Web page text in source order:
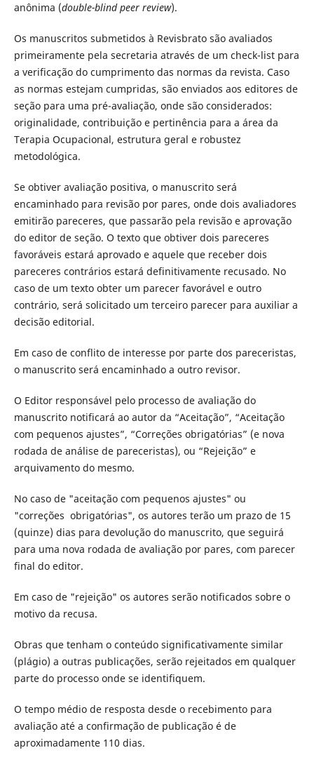
anônima (double-blind peer review).
Os manuscritos submetidos à Revisbrato são avaliados
primeiramente pela secretaria através de um check-list para
a verificação do cumprimento das normas da revista. Caso
as normas estejam cumpridas, são enviados aos editores de
seção para uma pré-avaliação, onde são considerados:
originalidade, contribuição e pertinência para a área da
Terapia Ocupacional, estrutura geral e robustez
metodológica.
Se obtiver avaliação positiva, o manuscrito será
encaminhado para revisão por pares, onde dois avaliadores
emitirão pareceres, que passarão pela revisão e aprovação
do editor de seção. O texto que obtiver dois pareceres
favoráveis estará aprovado e aquele que receber dois
pareceres contrários estará definitivamente recusado. No
caso de um texto obter um parecer favorável e outro
contrário, será solicitado um terceiro parecer para auxiliar a
decisão editorial.
Em caso de conflito de interesse por parte dos pareceristas,
o manuscrito será encaminhado a outro revisor.
O Editor responsável pelo processo de avaliação do
manuscrito notificará ao autor da “Aceitação”, “Aceitação
com pequenos ajustes”, “Correções obrigatórias” (e nova
rodada de análise de pareceristas), ou “Rejeição” e
arquivamento do mesmo.
No caso de "aceitação com pequenos ajustes" ou
"correções obrigatórias", os autores terão um prazo de 15
(quinze) dias para devolução do manuscrito, que seguirá
para uma nova rodada de avaliação por pares, com parecer
final do editor.
Em caso de "rejeição" os autores serão notificados sobre o
motivo da recusa.
Obras que tenham o conteúdo significativamente similar
(plágio) a outras publicações, serão rejeitados em qualquer
parte do processo onde se identifiquem.
O tempo médio de resposta desde o recebimento para
avaliação até a confirmação de publicação é de
aproximadamente 110 dias.